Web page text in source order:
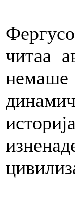
читаа
немаше